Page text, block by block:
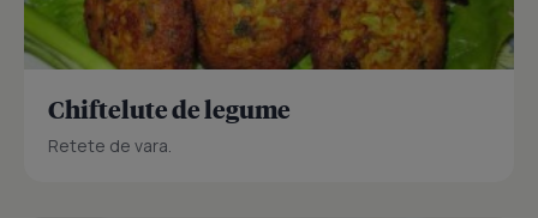
Chiftelute de legume
Retete de vara.